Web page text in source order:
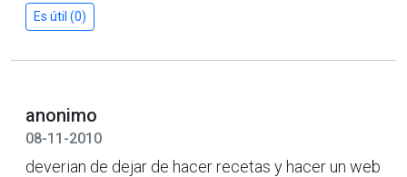
Es útil (0)
anonimo
08-11-2010
deverian de dejar de hacer recetas y hacer un web